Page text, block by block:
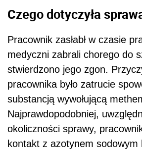
Czego dotyczyła
Pracownik zasłabł w czasie
medyczni zabrali chorego do
stwierdzono jego zgon.
pracownika było zatrucie
substancją wywołującą
Najprawdopodobniej,
okoliczności sprawy,
kontakt z azotynem sodowym